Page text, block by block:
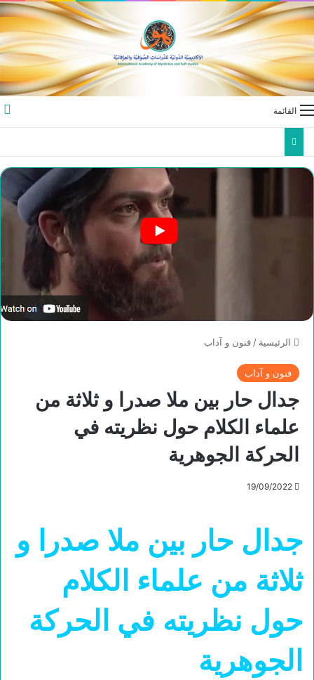
القائمة
الرئيسية / فنون و آداب
فنون و آداب
جدال حار بين ملا صدرا و ثلاثة من
علماء الكلام حول نظريته في
الحركة الجوهرية
19/09/2022
جدال حار بين ملا صدرا و
ثلاثة من علماء الكلام
حول نظريته في الحركة
الجوهرية